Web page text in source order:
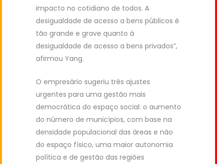
impacto no cotidiano de todos. A
desigualdade de acesso a bens públicos é
tão grande e grave quanto à
desigualdade de acesso a bens privados”,
afirmou Yang.
O empresário sugeriu três ajustes
urgentes para uma gestão mais
democrática do espaço social: o aumento
do número de municípios, com base na
densidade populacional das áreas e não
do espaço físico, uma maior autonomia
política e de gestão das regiões